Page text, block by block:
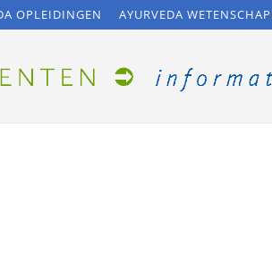
OPLEIDINGEN AYURVEDA